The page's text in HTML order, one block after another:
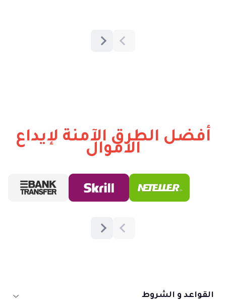
أفضل الطرق الآمنة لإيداع
الاموال
القواعد و الشروط